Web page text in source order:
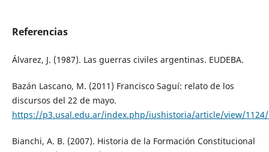
Referencias
Álvarez, J. (1987). Las guerras civiles argentinas. EUDEBA.
Bazán Lascano, M. (2011) Francisco Saguí: relato de los
discursos del 22 de mayo.
https://p3.usal.edu.ar/index.php/iushistoria/article/view/1124/
Bianchi, A. B. (2007). Historia de la Formación Constitucional